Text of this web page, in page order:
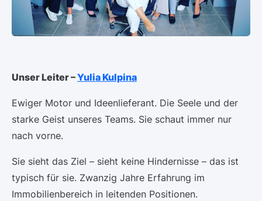
Unser Leiter –Yulia Kulpina
Ewiger Motor und Ideenlieferant. Die Seele und der
starke Geist unseres Teams. Sie schaut immer nur
nach vorne.
Sie sieht das Ziel – sieht keine Hindernisse – das ist
typisch für sie. Zwanzig Jahre Erfahrung im
Immobilienbereich in leitenden Positionen.